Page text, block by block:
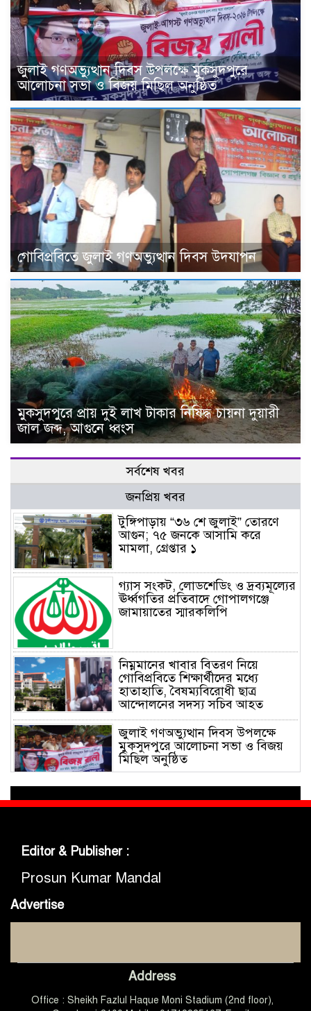
জুলাই গণঅভ্যুত্থান দিবস উপলক্ষে মুকসুদপুরে
আলোচনা সভা ও বিজয় মিছিল অনুষ্ঠিত
গোবিপ্রবিতে জুলাই গণঅভ্যুত্থান দিবস উদযাপন
মুকসুদপুরে প্রায় দুই লাখ টাকার নিষিদ্ধ চায়না দুয়ারী
জাল জব্দ, আগুনে ধ্বংস
সর্বশেষ খবর
জনপ্রিয় খবর
টুঙ্গিপাড়ায় “৩৬ শে জুলাই” তোরণে
আগুন; ৭৫ জনকে আসামি করে
মামলা, গ্রেপ্তার ১
গ্যাস সংকট, লোডশেডিং ও দ্রব্যমূল্যের
ঊর্ধ্বগতির প্রতিবাদে গোপালগঞ্জে
জামায়াতের স্মারকলিপি
নিম্নমানের খাবার বিতরণ নিয়ে
গোবিপ্রবিতে শিক্ষার্থীদের মধ্যে
হাতাহাতি, বৈষম্যবিরোধী ছাত্র
আন্দোলনের সদস্য সচিব আহত
জুলাই গণঅভ্যুত্থান দিবস উপলক্ষে
মুকসুদপুরে আলোচনা সভা ও বিজয়
মিছিল অনুষ্ঠিত
গোবিপ্রবিতে জুলাই গণঅভ্যুত্থান দিবস
উদযাপন
মুকসুদপুরে প্রায় দুই লাখ টাকার
নিষিদ্ধ চায়না দুয়ারী জাল জব্দ, আগুনে
ধ্বংস
মুকসুদপুরে ‘রক্তাক্ত জুলাই’ শীর্ষক
গণতান্ত্রিক ও আধুনিক বাংলাদেশ
Editor & Publisher :
Prosun Kumar Mandal
Advertise
Address
Office : Sheikh Fazlul Haque Moni Stadium (2nd floor),